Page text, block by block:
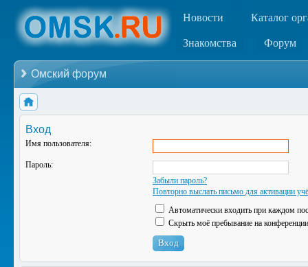
Новости Каталог
Знакомства Форум
Омский форум
Вход
Имя пользователя:
Пароль:
Забыли пароль?
Повторно выслать письмо для активации
Автоматически входить при каждом
Скрыть моё пребывание на